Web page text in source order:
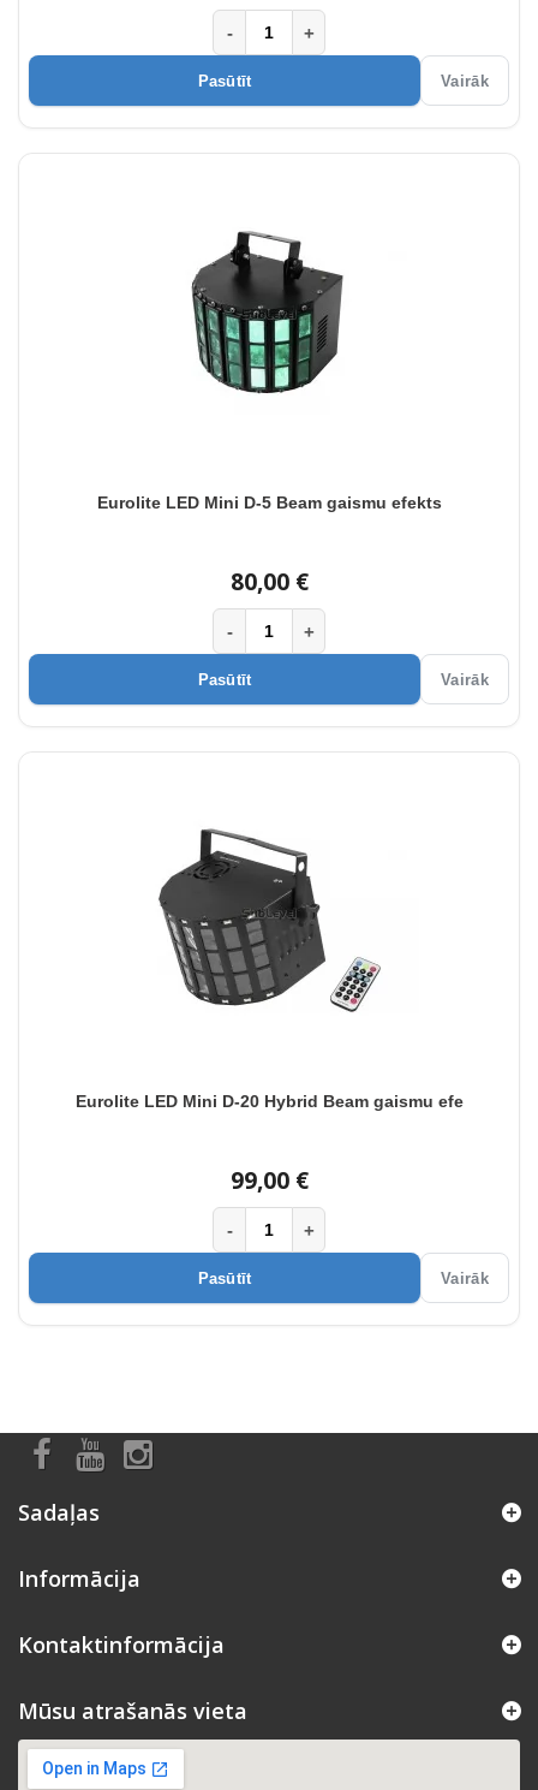
- +
Pasūtīt Vairāk
Eurolite LED Mini D-5 Beam gaismu efekts
80,00 €
- +
Pasūtīt Vairāk
Eurolite LED Mini D-20 Hybrid Beam gaismu efe
99,00 €
- +
Pasūtīt Vairāk
Sadaļas
Informācija
Kontaktinformācija
Mūsu atrašanās vieta